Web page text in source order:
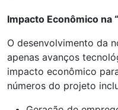
Impacto Econômico na
O desenvolvimento da
apenas avanços
impacto econômico
números do projeto